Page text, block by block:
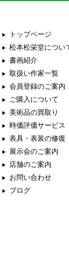
トップページ
松本松栄堂につい
書画紹介
取扱い作家一覧
会員登録のご案内
ご購入について
美術品の買取り
時価評価サービス
表具・表装の修復
展示会のご案内
店舗のご案内
お問い合わせ
ブログ